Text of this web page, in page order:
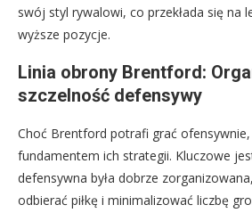
swój styl rywalowi, co przekłada się na
wyższe pozycje.
Linia obrony Brentford:
szczelność defensywy
Choć Brentford potrafi grać
fundamentem ich strategii. Kluczowe
defensywna była dobrze
odbierać piłkę i minimalizować liczbę